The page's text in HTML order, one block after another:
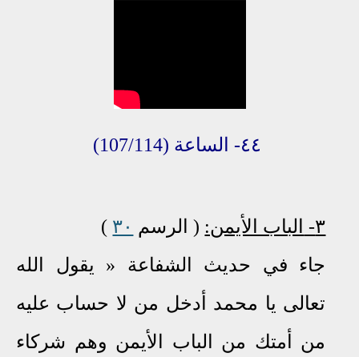
٤٤- الساعة (107/114)
٣- الباب الأيمن: ( الرسم ٣٠ )
جاء في حديث الشفاعة « يقول الله
تعالى يا محمد أدخل من لا حساب عليه
من أمتك من الباب الأيمن وهم شركاء